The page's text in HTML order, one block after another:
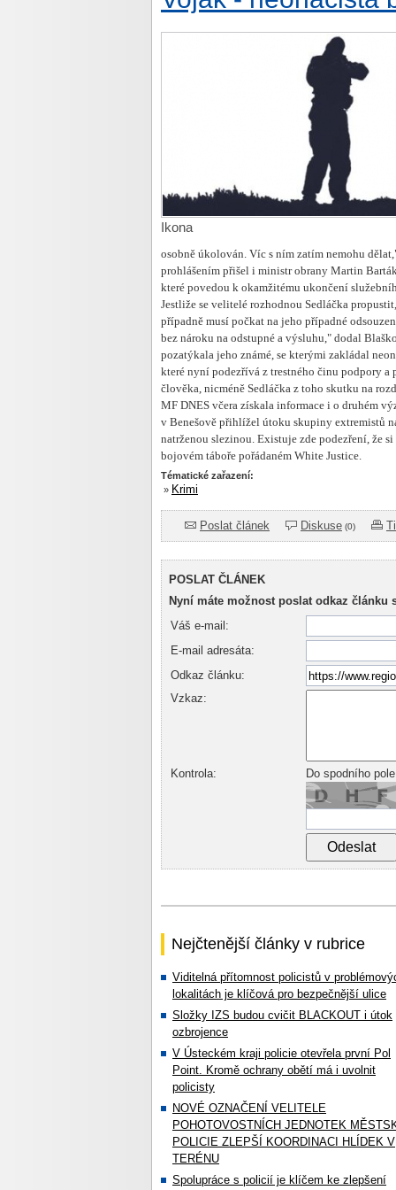
Ikona
osobně úkolován. Víc s ním zatím nemohu
prohlášením přišel i ministr obrany Martin
které povedou k okamžitému ukončení
Jestliže se velitelé rozhodnou Sedláčka
případně musí počkat na jeho případné
bez nároku na odstupné a výsluhu," dodal
pozatýkala jeho známé, se kterými zakládal
které nyní podezřívá z trestného činu podpory
člověka, nicméně Sedláčka z toho skutku na
MF DNES včera získala informace i o druhém
v Benešově přihlížel útoku skupiny extremistů
natrženou slezinou. Existuje zde podezření, že
bojovém táboře pořádaném White Justice.
Tématické zařazení:
» Krimi
Poslat článek Diskuse (0)
POSLAT ČLÁNEK
Nyní máte možnost poslat odkaz článku
Váš e-mail:
E-mail adresáta:
Odkaz článku:
Vzkaz:
Kontrola: Do spodního
Nejčtenější články v rubrice
Viditelná přítomnost policistů v
lokalitách je klíčová pro bezpečnější ulice
Složky IZS budou cvičit BLACKOUT i útok
ozbrojence
V Ústeckém kraji policie otevřela první Pol
Point. Kromě ochrany obětí má i uvolnit
policisty
NOVÉ OZNAČENÍ VELITELE
POHOTOVOSTNÍCH JEDNOTEK
POLICIE ZLEPŠÍ KOORDINACI HLÍDEK V
TERÉNU
Spolupráce s policií je klíčem ke zlepšení